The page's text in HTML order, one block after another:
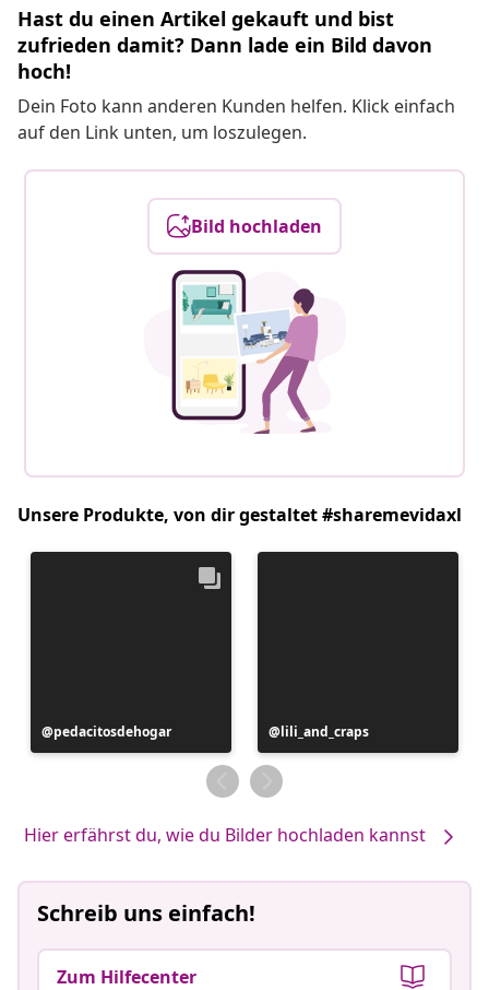
Hast du einen Artikel gekauft und bist
zufrieden damit? Dann lade ein Bild davon
hoch!
Dein Foto kann anderen Kunden helfen. Klick einfach
auf den Link unten, um loszulegen.
Bild hochladen
Unsere Produkte, von dir gestaltet #sharemevidaxl
Beitrag
veröffentlicht
pedacitosdehogar
Beitrag
veröffentlicht
von
lili_and_craps
Hier erfährst du, wie du Bilder hochladen kannst
Schreib uns einfach!
Zum Hilfecenter